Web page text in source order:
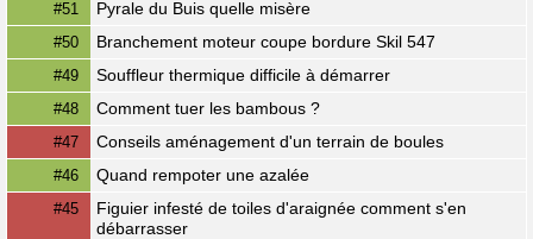
#51 Pyrale du Buis quelle misère
#50 Branchement moteur coupe bordure Skil 547
#49 Souffleur thermique difficile à démarrer
#48 Comment tuer les bambous ?
#47 Conseils aménagement d'un terrain de boules
#46 Quand rempoter une azalée
#45
Figuier infesté de toiles d'araignée comment s'en
débarrasser